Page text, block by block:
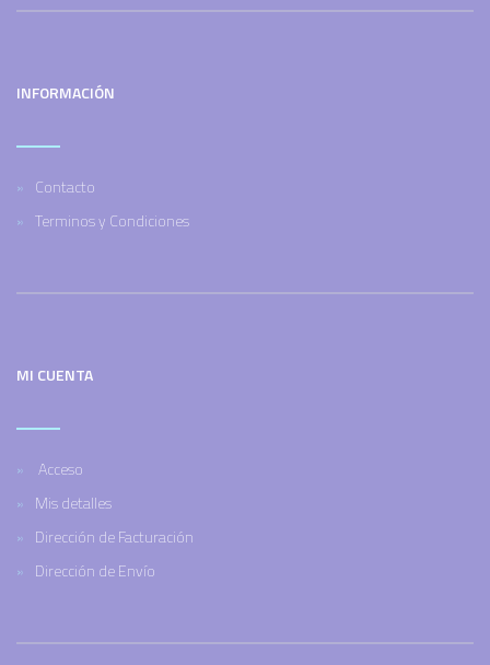
INFORMACIÓN
Contacto
Terminos y Condiciones
MI CUENTA
Acceso
Mis detalles
Dirección de Facturación
Dirección de Envío